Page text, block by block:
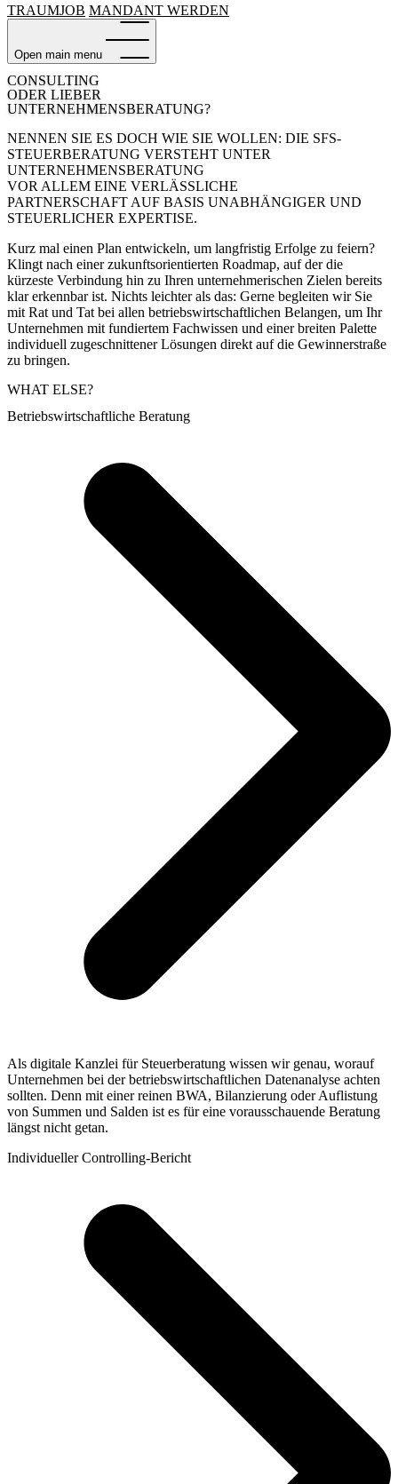
TRAUMJOB MANDANT WERDEN
Open main menu
CONSULTING
ODER LIEBER
UNTERNEHMENSBERATUNG?
NENNEN SIE ES DOCH WIE SIE WOLLEN: DIE SFS-
STEUERBERATUNG VERSTEHT UNTER
UNTERNEHMENSBERATUNG
VOR ALLEM EINE VERLÄSSLICHE
PARTNERSCHAFT AUF BASIS UNABHÄNGIGER UND
STEUERLICHER EXPERTISE.
Kurz mal einen Plan entwickeln, um langfristig Erfolge zu feiern?
Klingt nach einer zukunftsorientierten Roadmap, auf der die
kürzeste Verbindung hin zu Ihren unternehmerischen Zielen bereits
klar erkennbar ist. Nichts leichter als das: Gerne begleiten wir Sie
mit Rat und Tat bei allen betriebswirtschaftlichen Belangen, um Ihr
Unternehmen mit fundiertem Fachwissen und einer breiten Palette
individuell zugeschnittener Lösungen direkt auf die Gewinnerstraße
zu bringen.
WHAT ELSE?
Betriebswirtschaftliche Beratung
Als digitale Kanzlei für Steuerberatung wissen wir genau, worauf
Unternehmen bei der betriebswirtschaftlichen Datenanalyse achten
sollten. Denn mit einer reinen BWA, Bilanzierung oder Auflistung
von Summen und Salden ist es für eine vorausschauende Beratung
längst nicht getan.
Individueller Controlling-Bericht